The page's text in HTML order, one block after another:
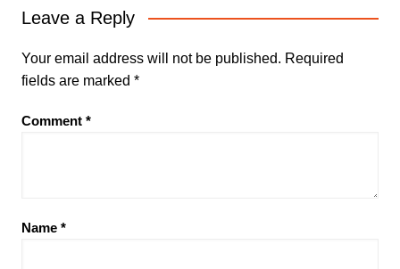
Leave a Reply
Your email address will not be published. Required
fields are marked *
Comment *
Name *